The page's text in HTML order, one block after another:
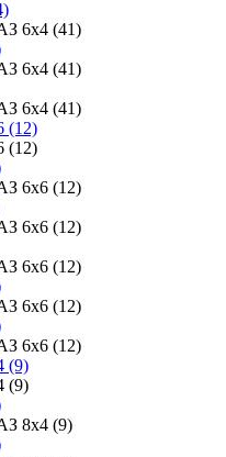
6х4 (41)
6х4 (41)
6х4 (41)
(12)
(12)
6х6 (12)
6х6 (12)
6х6 (12)
6х6 (12)
6х6 (12)
(9)
(9)
8х4 (9)